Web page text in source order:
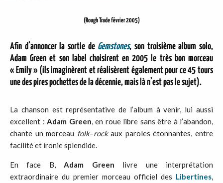
(Rough Trade février 2005)
Afin d’annoncer la sortie de Gemstones, son troisième album solo,
Adam Green et son label choisirent en 2005 le très bon morceau
« Emily » (ils imaginèrent et réalisèrent également pour ce 45 tours
une des pires pochettes de la décennie, mais là n’est pas le sujet).
La chanson est représentative de l’album à venir, lui aussi
excellent : Adam Green, en roue libre sans être à l’abandon,
chante un morceau folk–rockaux paroles étonnantes, entre
facilité et ironie splendide.
En face B,Adam Green livre une interprétation
extraordinaire du premier morceau officiel des Libertines,